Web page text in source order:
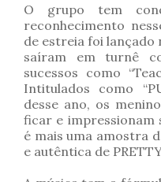
O grupo tem
reconhecimento
de estreia foi lançado
saíram em turnê
sucessos como
Intitulados como
desse ano, os
ficar e impressionam
é mais uma amostra
e autêntica de